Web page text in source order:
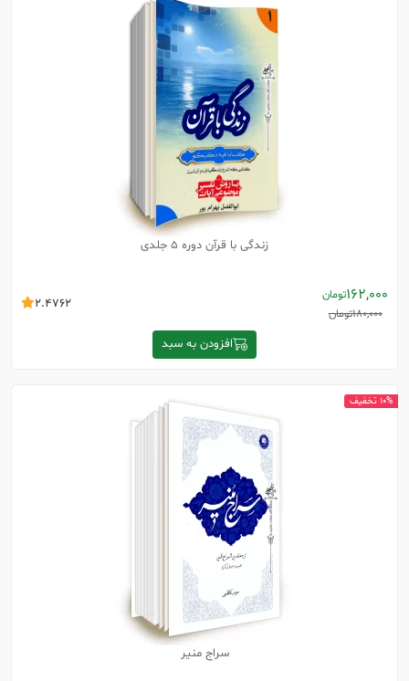
زندگی با قرآن دوره 5 جلدی
162,000تومان
180,000تومان
2.4762
افزودن به سبد
سراج منیر
10% تخفیف